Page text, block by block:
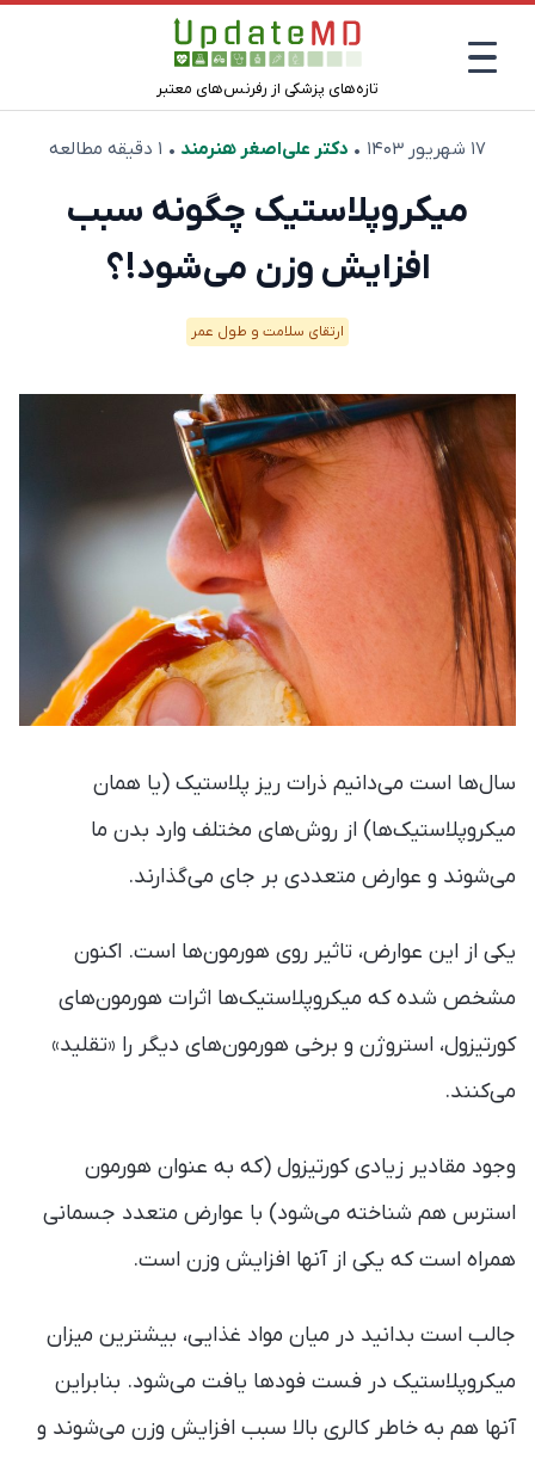
تازه‌های پزشکی از رفرنس‌های معتبر
۱۷ شهریور ۱۴۰۳ • دکتر علی‌اصغر هنرمند • ۱ دقیقه مطالعه
میکروپلاستیک چگونه سبب
افزایش وزن می‌شود!؟
ارتقای سلامت و طول عمر
سال‌ها است می‌دانیم ذرات ریز پلاستیک (یا همان
میکروپلاستیک‌ها) از روش‌های مختلف وارد بدن‌ ما
می‌شوند و عوارض متعددی بر جای می‌گذارند.
یکی از این عوارض، تاثیر روی هورمون‌ها است. اکنون
مشخص شده که میکروپلاستیک‌ها اثرات هورمون‌های
کورتیزول، استروژن و برخی هورمون‌های دیگر را «تقلید»
می‌کنند.
وجود مقادیر زیادی کورتیزول (که به عنوان هورمون
استرس هم شناخته می‌شود) با عوارض متعدد جسمانی
همراه است که یکی از آنها افزایش وزن است.
جالب است بدانید در میان مواد غذایی، بیشترین میزان
میکروپلاستیک در فست فود‌ها یافت می‌شود. بنابراین
آنها هم به خاطر کالری بالا سبب افزایش وزن می‌شوند و